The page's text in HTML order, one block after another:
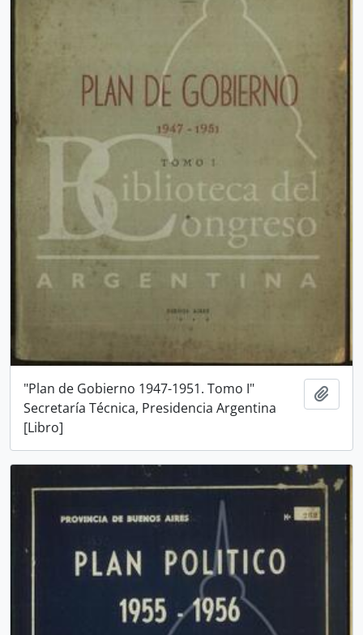
"Plan de Gobierno 1947-1951. Tomo I"
Secretaría Técnica, Presidencia Argentina
[Libro]